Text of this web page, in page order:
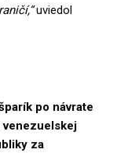
uviedol
po návrate
venezuelskej
za